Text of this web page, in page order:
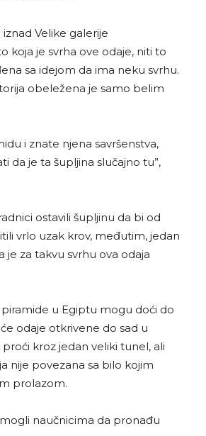
iznad Velike galerije
koja je svrha ove odaje, niti to
sa idejom da ima neku svrhu.
obeležena je samo belim
i znate njena savršenstva,
da je ta šupljina slučajno tu”,
ostavili šupljinu da bi od
vrlo uzak krov, međutim, jedan
je za takvu svrhu ova odaja
u Egiptu mogu doći do
odaje otkrivene do sad u
kroz jedan veliki tunel, ali
nije povezana sa bilo kojim
prolazom.
naučnicima da pronađu